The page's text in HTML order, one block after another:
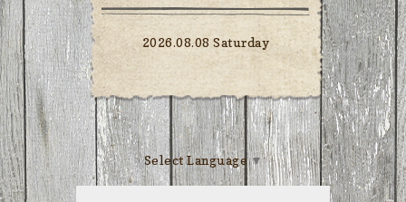
2026.08.08 Saturday
Select Language ▼